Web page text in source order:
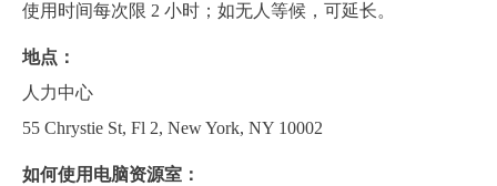
使用时间每次限 2 小时；如无人等候，可延长。
地点：
人力中心
55 Chrystie St, Fl 2, New York, NY 10002
如何使用电脑资源室：